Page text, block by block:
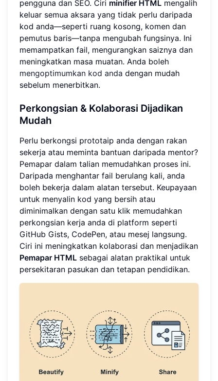
pengguna dan SEO. Ciri minifier HTML mengalih
keluar semua aksara yang tidak perlu daripada
kod anda—seperti ruang kosong, komen dan
pemutus baris—tanpa mengubah fungsinya. Ini
memampatkan fail, mengurangkan saiznya dan
meningkatkan masa muatan. Anda boleh
mengoptimumkan kod anda dengan mudah
sebelum menerbitkan.
Perkongsian & Kolaborasi Dijadikan
Mudah
Perlu berkongsi prototaip anda dengan rakan
sekerja atau meminta bantuan daripada mentor?
Pemapar dalam talian memudahkan proses ini.
Daripada menghantar fail berulang kali, anda
boleh bekerja dalam alatan tersebut. Keupayaan
untuk menyalin kod yang bersih atau
diminimalkan dengan satu klik memudahkan
perkongsian kerja anda di platform seperti
GitHub Gists, CodePen, atau mesej langsung.
Ciri ini meningkatkan kolaborasi dan menjadikan
Pemapar HTML sebagai alatan praktikal untuk
persekitaran pasukan dan tetapan pendidikan.